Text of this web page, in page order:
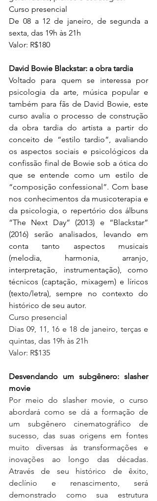
Curso presencial
De 08 a 12 de janeiro, de segunda a
sexta, das 19h às 21h
Valor: R$180
David Bowie Blackstar: a obra tardia
Voltado para quem se interessa por
psicologia da arte, música popular e
também para fãs de David Bowie, este
curso avalia o processo de construção
da obra tardia do artista a partir do
conceito de “estilo tardio”, avaliando
os aspectos sociais e psicológicos da
confissão final de Bowie sob a ótica do
que se entende como um estilo de
“composição confessional”. Com base
nos conhecimentos da musicoterapia e
da psicologia, o repertório dos álbuns
“The Next Day” (2013) e “Blackstar”
(2016) serão analisados, levando em
conta tanto aspectos musicais
(melodia, harmonia, arranjo,
interpretação, instrumentação), como
técnicos (captação, mixagem) e líricos
(texto/letra), sempre no contexto do
histórico de seu autor.
Curso presencial
Dias 09, 11, 16 e 18 de janeiro, terças e
quintas, das 19h às 21h
Valor: R$135
Desvendando um subgênero: slasher
movie
Por meio do slasher movie, o curso
abordará como se dá a formação de
um subgênero cinematográfico de
sucesso, das suas origens em fontes
muito diversas às transformações e
inovações ao longo das décadas.
Através de seu histórico de êxito,
declínio e renascimento, será
demonstrado como sua estrutura